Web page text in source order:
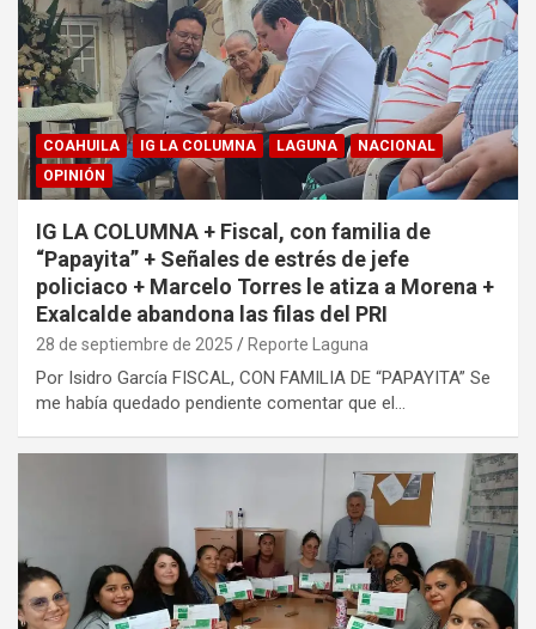
COAHUILA IG LA COLUMNA LAGUNA
NACIONAL
OPINIÓN
IG LA COLUMNA + Fiscal, con familia de
“Papayita” + Señales de estrés de jefe
policiaco + Marcelo Torres le atiza a Morena +
Exalcalde abandona las filas del PRI
28 de septiembre de 2025 Reporte Laguna
Por Isidro García FISCAL, CON FAMILIA DE “PAPAYITA” Se
me había quedado pendiente comentar que el…